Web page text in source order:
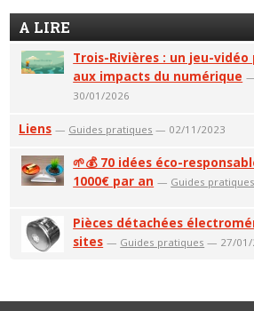
A LIRE
Trois-Rivières : un jeu-
aux impacts du numérique
30/01/2026
Liens — Guides pratiques — 02/11/2023
🌱💰 70 idées éco-
1000€ par an — Guides pratiques
Pièces détachées
sites — Guides pratiques — 27/01/